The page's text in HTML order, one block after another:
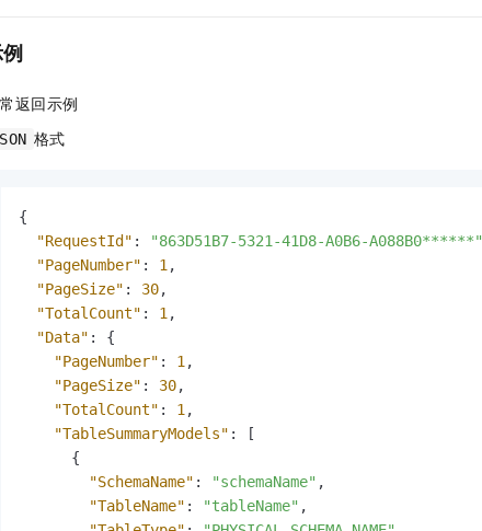
返回示例
格式
{
"RequestId" : "863D51B7-5321-41D8-A0B6-A088B0******"
"PageNumber" : 1 ,
"PageSize" : 30,
"TotalCount" : 1 ,
"Data" :
{
"PageNumber" : 1 ,
"PageSize" : 30,
"TotalCount" : 1 ,
"TableSummaryModels" :
[
{
"SchemaName" : "schemaName" ,
"TableName" : "tableName" ,